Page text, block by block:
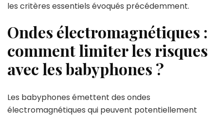
les critères essentiels évoqués précédemment.
Ondes électromagnétiques :
comment limiter les risques
avec les babyphones ?
Les babyphones émettent des ondes
électromagnétiques qui peuvent potentiellement